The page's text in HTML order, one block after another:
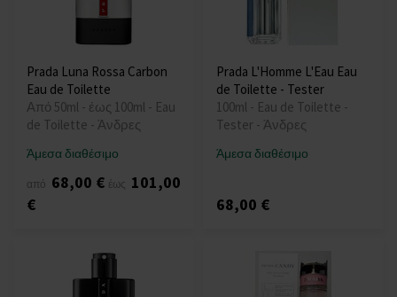
Prada Luna Rossa Carbon
Eau de Toilette
Από 50ml - έως 100ml - Eau
de Toilette - Άνδρες
Άμεσα διαθέσιμο
από 68,00 € έως 101,00
€
Prada L'Homme L'Eau Eau
de Toilette - Tester
100ml - Eau de Toilette -
Tester - Άνδρες
Άμεσα διαθέσιμο
68,00 €